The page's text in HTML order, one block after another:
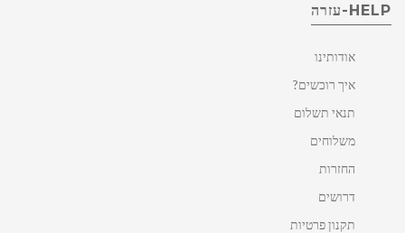
HELP-עזרה
אודותינו
איך רוכשים?
תנאי תשלום
משלוחים
החזרות
דרושים
תקנון פרטיות